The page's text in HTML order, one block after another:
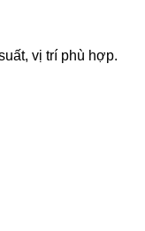
vị trí phù hợp.